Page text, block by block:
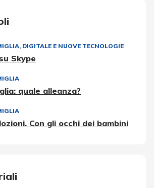
, DIGITALE E NUOVE TECNOLOGIE
Skype
quale alleanza?
Con gli occhi dei bambini